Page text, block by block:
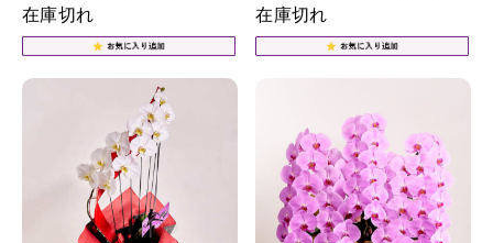
在庫切れ
在庫切れ